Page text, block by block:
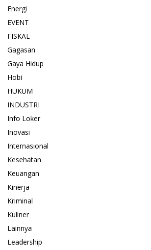
Energi
EVENT
FISKAL
Gagasan
Gaya Hidup
Hobi
HUKUM
INDUSTRI
Info Loker
Inovasi
Internasional
Kesehatan
Keuangan
Kinerja
Kriminal
Kuliner
Lainnya
Leadership